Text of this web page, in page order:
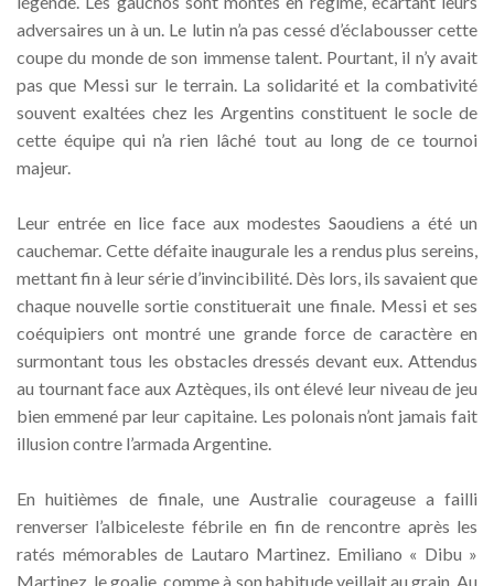
adversaires un à un. Le lutin n’a pas cessé d’éclabousser cette
coupe du monde de son immense talent. Pourtant, il n’y avait
pas que Messi sur le terrain. La solidarité et la combativité
souvent exaltées chez les Argentins constituent le socle de
cette équipe qui n’a rien lâché tout au long de ce tournoi
majeur.
Leur entrée en lice face aux modestes Saoudiens a été un
cauchemar. Cette défaite inaugurale les a rendus plus sereins,
mettant fin à leur série d’invincibilité. Dès lors, ils savaient que
chaque nouvelle sortie constituerait une finale. Messi et ses
coéquipiers ont montré une grande force de caractère en
surmontant tous les obstacles dressés devant eux. Attendus
au tournant face aux Aztèques, ils ont élevé leur niveau de jeu
bien emmené par leur capitaine. Les polonais n’ont jamais fait
illusion contre l’armada Argentine.
En huitièmes de finale, une Australie courageuse a failli
renverser l’albiceleste fébrile en fin de rencontre après les
ratés mémorables de Lautaro Martinez. Emiliano « Dibu »
Martinez, le goalie, comme à son habitude veillait au grain. Au